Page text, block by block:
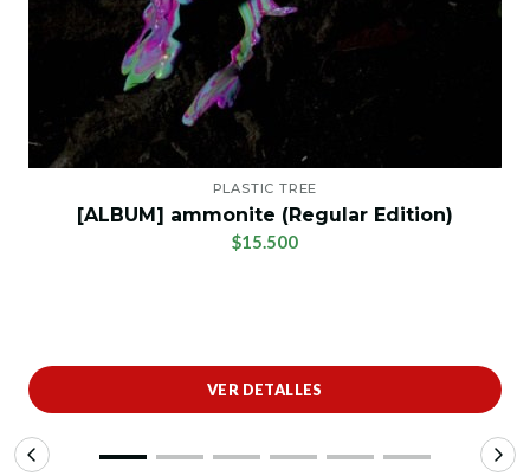
PLASTIC TREE
[ALBUM] ammonite (Regular Edition)
$15.500
VER DETALLES